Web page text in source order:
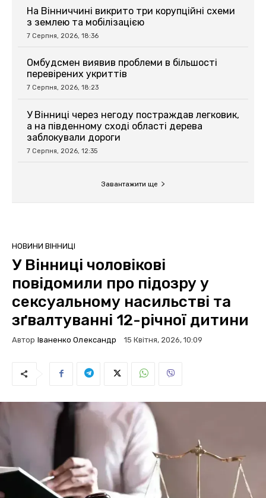
На Вінниччині викрито три корупційні схеми
з землею та мобілізацією
7 Серпня, 2026, 18:36
Омбудсмен виявив проблеми в більшості
перевірених укриттів
7 Серпня, 2026, 18:23
У Вінниці через негоду постраждав легковик,
а на південному сході області дерева
заблокували дороги
7 Серпня, 2026, 12:35
Завантажити ще